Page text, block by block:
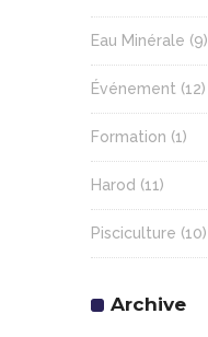
Eau Minérale (9)
Événement (12)
Formation (1)
Harod (11)
Pisciculture (10)
Archive